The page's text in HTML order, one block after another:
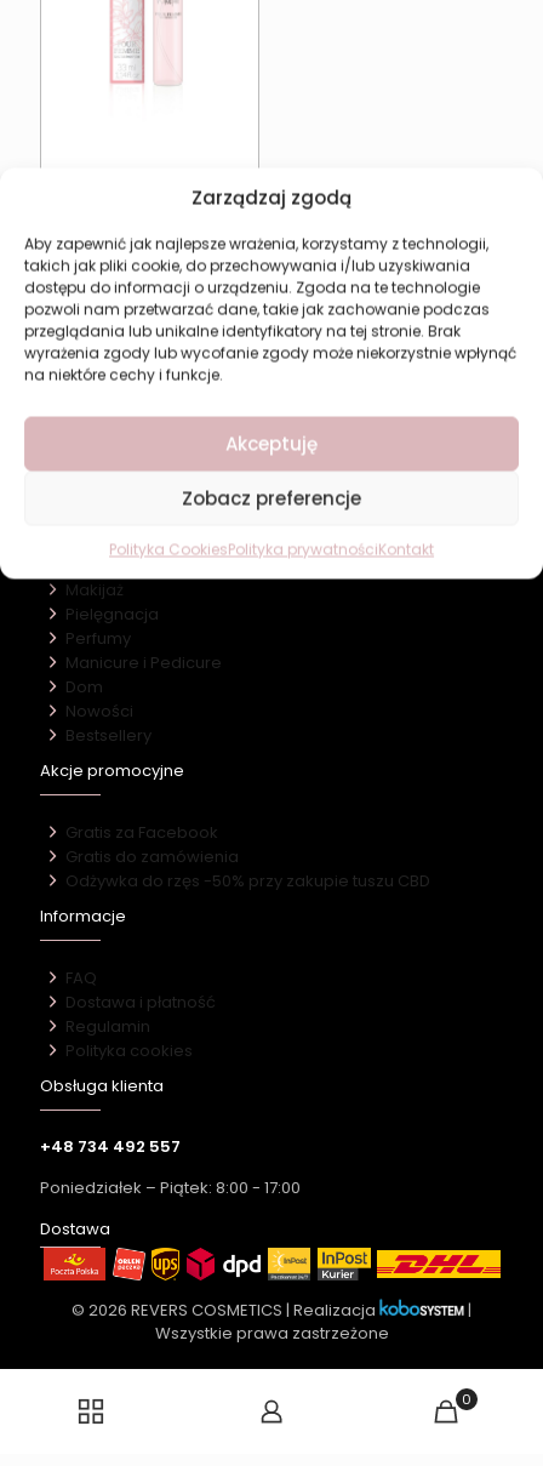
Zarządzaj zgodą
Aby zapewnić jak najlepsze wrażenia, korzystamy z technologii,
takich jak pliki cookie, do przechowywania i/lub uzyskiwania
dostępu do informacji o urządzeniu. Zgoda na te technologie
pozwoli nam przetwarzać dane, takie jak zachowanie podczas
przeglądania lub unikalne identyfikatory na tej stronie. Brak
wyrażenia zgody lub wycofanie zgody może niekorzystnie wpłynąć
na niektóre cechy i funkcje.
Akceptuję
Zobacz preferencje
Polityka CookiesPolityka prywatnościKontakt
REVERS Sweet Whisper
Dodaj do koszyka
Revers Cosmetics
Nasz marki
Makijaż
Pielęgnacja
Perfumy
Manicure i Pedicure
Dom
Nowości
Bestsellery
Akcje promocyjne
Gratis za Facebook
Gratis do zamówienia
Odżywka do rzęs -50% przy zakupie tuszu CBD
Informacje
FAQ
Dostawa i płatność
Regulamin
Polityka cookies
Obsługa klienta
+48 734 492 557
Poniedziałek – Piątek: 8:00 - 17:00
Dostawa
© 2026 REVERS COSMETICS | Realizacja
|
Wszystkie prawa zastrzeżone
0